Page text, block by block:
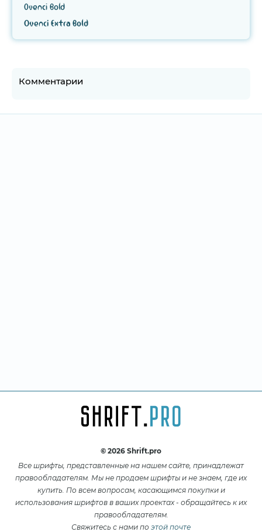
Ovenci Bold
Ovenci Extra Bold
Комментарии
© 2026 Shrift.pro
Все шрифты, представленные на нашем сайте, принадлежат
правообладателям. Мы не продаем шрифты и не знаем, где их
купить. По всем вопросам, касающимся покупки и
использования шрифтов в ваших проектах - обращайтесь к их
правообладателям.
Свяжитесь с нами по этой почте